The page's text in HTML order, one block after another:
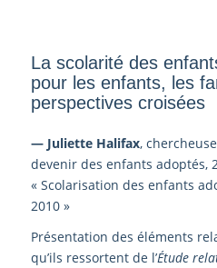
La scolarité des
pour les enfants, les
perspectives croisées
— Juliette Halifax,
devenir des enfants adoptés,
« Scolarisation des enfants
2010 »
Présentation des éléments
qu’ils ressortent de l’Étude